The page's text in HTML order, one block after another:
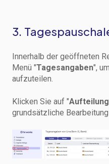
3.
Innerhalb der geöffneten
Menü "Tagesangaben",
aufzuteilen.
Klicken Sie auf "
grundsätzliche